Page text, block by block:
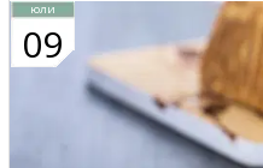
юли
09